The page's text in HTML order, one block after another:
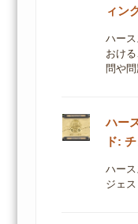
ィン
ハー
おけ
問や
ハー
ド:
ハー
ジェス